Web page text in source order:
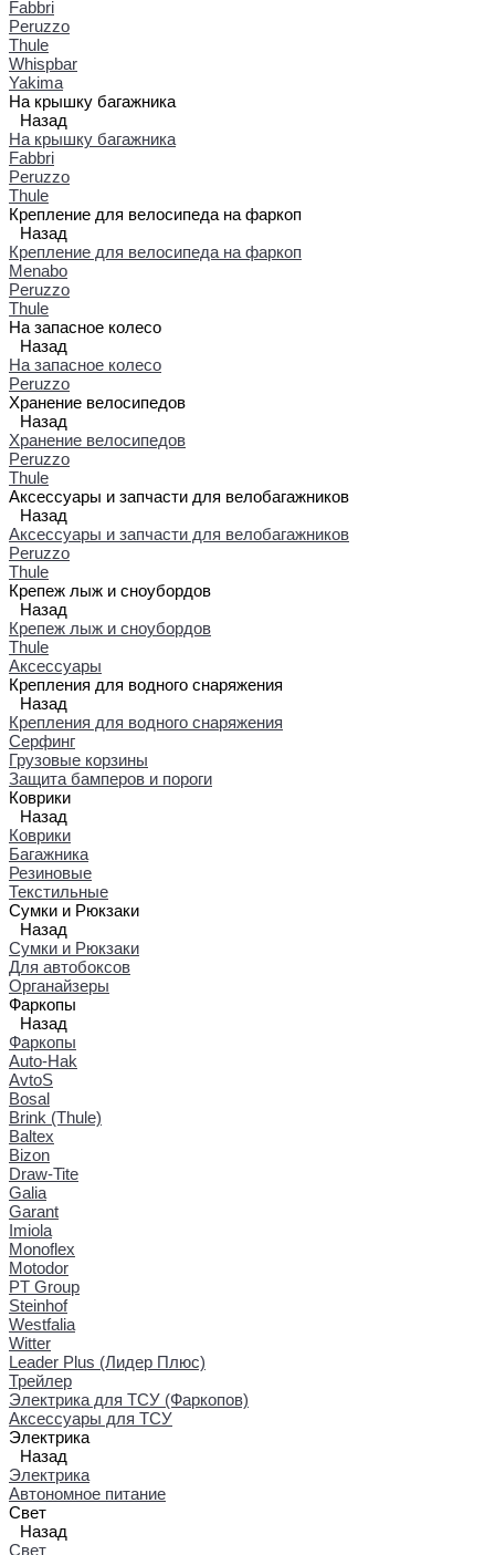
Fabbri
Peruzzo
Thule
Whispbar
Yakima
На крышку багажника
Назад
На крышку багажника
Fabbri
Peruzzo
Thule
Крепление для велосипеда на фаркоп
Назад
Крепление для велосипеда на фаркоп
Menabo
Peruzzo
Thule
На запасное колесо
Назад
На запасное колесо
Peruzzo
Хранение велосипедов
Назад
Хранение велосипедов
Peruzzo
Thule
Аксессуары и запчасти для велобагажников
Назад
Аксессуары и запчасти для велобагажников
Peruzzo
Thule
Крепеж лыж и сноубордов
Назад
Крепеж лыж и сноубордов
Thule
Аксессуары
Крепления для водного снаряжения
Назад
Крепления для водного снаряжения
Серфинг
Грузовые корзины
Защита бамперов и пороги
Коврики
Назад
Коврики
Багажника
Резиновые
Текстильные
Сумки и Рюкзаки
Назад
Сумки и Рюкзаки
Для автобоксов
Органайзеры
Фаркопы
Назад
Фаркопы
Auto-Hak
AvtoS
Bosal
Brink (Thule)
Baltex
Bizon
Draw-Tite
Galia
Garant
Imiola
Monoflex
Motodor
PT Group
Steinhof
Westfalia
Witter
Leader Plus (Лидер Плюс)
Трейлер
Электрика для ТСУ (Фаркопов)
Аксессуары для ТСУ
Электрика
Назад
Электрика
Автономное питание
Свет
Назад
Свет